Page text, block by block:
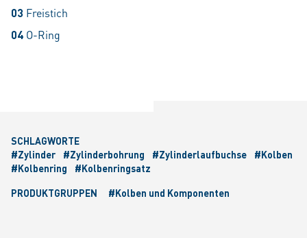
03 Freistich
04 O-Ring
SCHLAGWORTE
#Zylinder
#Zylinderbohrung #Zylinderlaufbuchse
#Kolben
#Kolbenring
#Kolbenringsatz
PRODUKTGRUPPEN
#Kolben und Komponenten